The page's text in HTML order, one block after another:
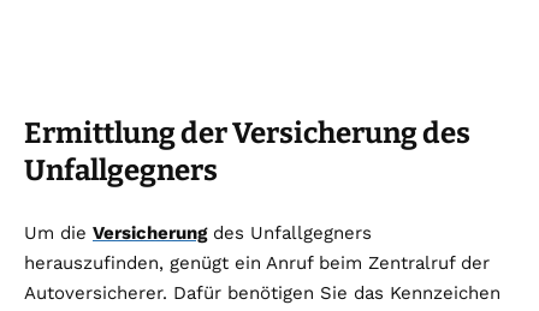
Ermittlung der Versicherung des
Unfallgegners
Um die Versicherungdes Unfallgegners
herauszufinden, genügt ein Anruf beim Zentralruf der
Autoversicherer. Dafür benötigen Sie das Kennzeichen